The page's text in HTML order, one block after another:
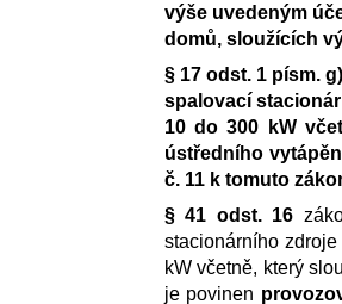
výše uvedeným
domů, sloužících
§ 17 odst. 1 písm. g)
spalovací
10 do 300 kW
ústředního
č. 11 k tomuto
§ 41 odst. 16
stacionárního
kW včetně, který
je povinen